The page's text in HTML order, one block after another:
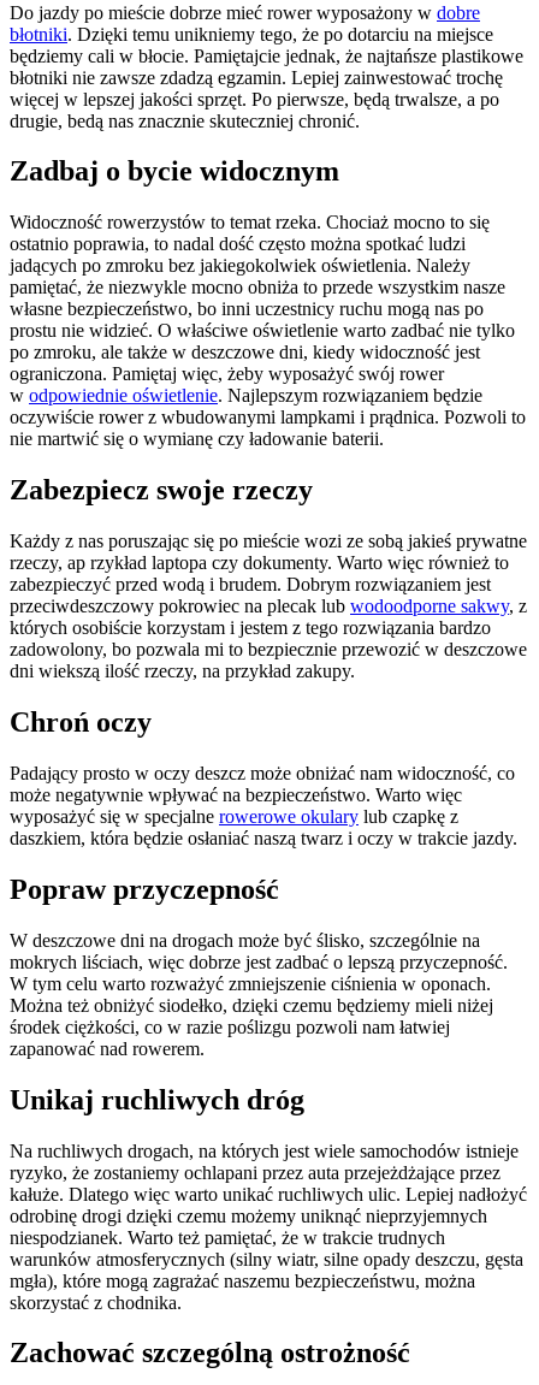
Do jazdy po mieście dobrze mieć rower wyposażony w dobre
błotniki. Dzięki temu unikniemy tego, że po dotarciu na miejsce
będziemy cali w błocie. Pamiętajcie jednak, że najtańsze plastikowe
błotniki nie zawsze zdadzą egzamin. Lepiej zainwestować trochę
więcej w lepszej jakości sprzęt. Po pierwsze, będą trwalsze, a po
drugie, bedą nas znacznie skuteczniej chronić.
Zadbaj o bycie widocznym
Widoczność rowerzystów to temat rzeka. Chociaż mocno to się
ostatnio poprawia, to nadal dość często można spotkać ludzi
jadących po zmroku bez jakiegokolwiek oświetlenia. Należy
pamiętać, że niezwykle mocno obniża to przede wszystkim nasze
własne bezpieczeństwo, bo inni uczestnicy ruchu mogą nas po
prostu nie widzieć. O właściwe oświetlenie warto zadbać nie tylko
po zmroku, ale także w deszczowe dni, kiedy widoczność jest
ograniczona. Pamiętaj więc, żeby wyposażyć swój rower
w odpowiednie oświetlenie. Najlepszym rozwiązaniem będzie
oczywiście rower z wbudowanymi lampkami i prądnica. Pozwoli to
nie martwić się o wymianę czy ładowanie baterii.
Zabezpiecz swoje rzeczy
Każdy z nas poruszając się po mieście wozi ze sobą jakieś prywatne
rzeczy, ap rzykład laptopa czy dokumenty. Warto więc również to
zabezpieczyć przed wodą i brudem. Dobrym rozwiązaniem jest
przeciwdeszczowy pokrowiec na plecak lub wodoodporne sakwy, z
których osobiście korzystam i jestem z tego rozwiązania bardzo
zadowolony, bo pozwala mi to bezpiecznie przewozić w deszczowe
dni wiekszą ilość rzeczy, na przykład zakupy.
Chroń oczy
Padający prosto w oczy deszcz może obniżać nam widoczność, co
może negatywnie wpływać na bezpieczeństwo. Warto więc
wyposażyć się w specjalne rowerowe okulary lub czapkę z
daszkiem, która będzie osłaniać naszą twarz i oczy w trakcie jazdy.
Popraw przyczepność
W deszczowe dni na drogach może być ślisko, szczególnie na
mokrych liściach, więc dobrze jest zadbać o lepszą przyczepność.
W tym celu warto rozważyć zmniejszenie ciśnienia w oponach.
Można też obniżyć siodełko, dzięki czemu będziemy mieli niżej
środek ciężkości, co w razie poślizgu pozwoli nam łatwiej
zapanować nad rowerem.
Unikaj ruchliwych dróg
Na ruchliwych drogach, na których jest wiele samochodów istnieje
ryzyko, że zostaniemy ochlapani przez auta przejeżdżające przez
kałuże. Dlatego więc warto unikać ruchliwych ulic. Lepiej nadłożyć
odrobinę drogi dzięki czemu możemy uniknąć nieprzyjemnych
niespodzianek. Warto też pamiętać, że w trakcie trudnych
warunków atmosferycznych (silny wiatr, silne opady deszczu, gęsta
mgła), które mogą zagrażać naszemu bezpieczeństwu, można
skorzystać z chodnika.
Zachować szczególną ostrożność